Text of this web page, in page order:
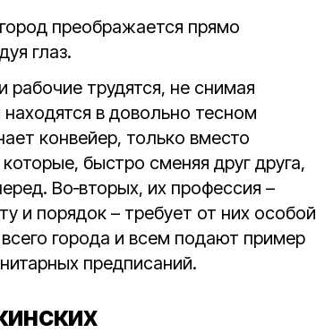
преображается прямо
глаз.
рабочие трудятся, не снимая
в довольно тесном
конвейер, только вместо
быстро сменяя друг друга,
Во‑вторых, их профессия –
и порядок – требует от них особой
города и всем подают пример
предписаний.